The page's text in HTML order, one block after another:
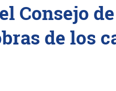
Consejo
de los